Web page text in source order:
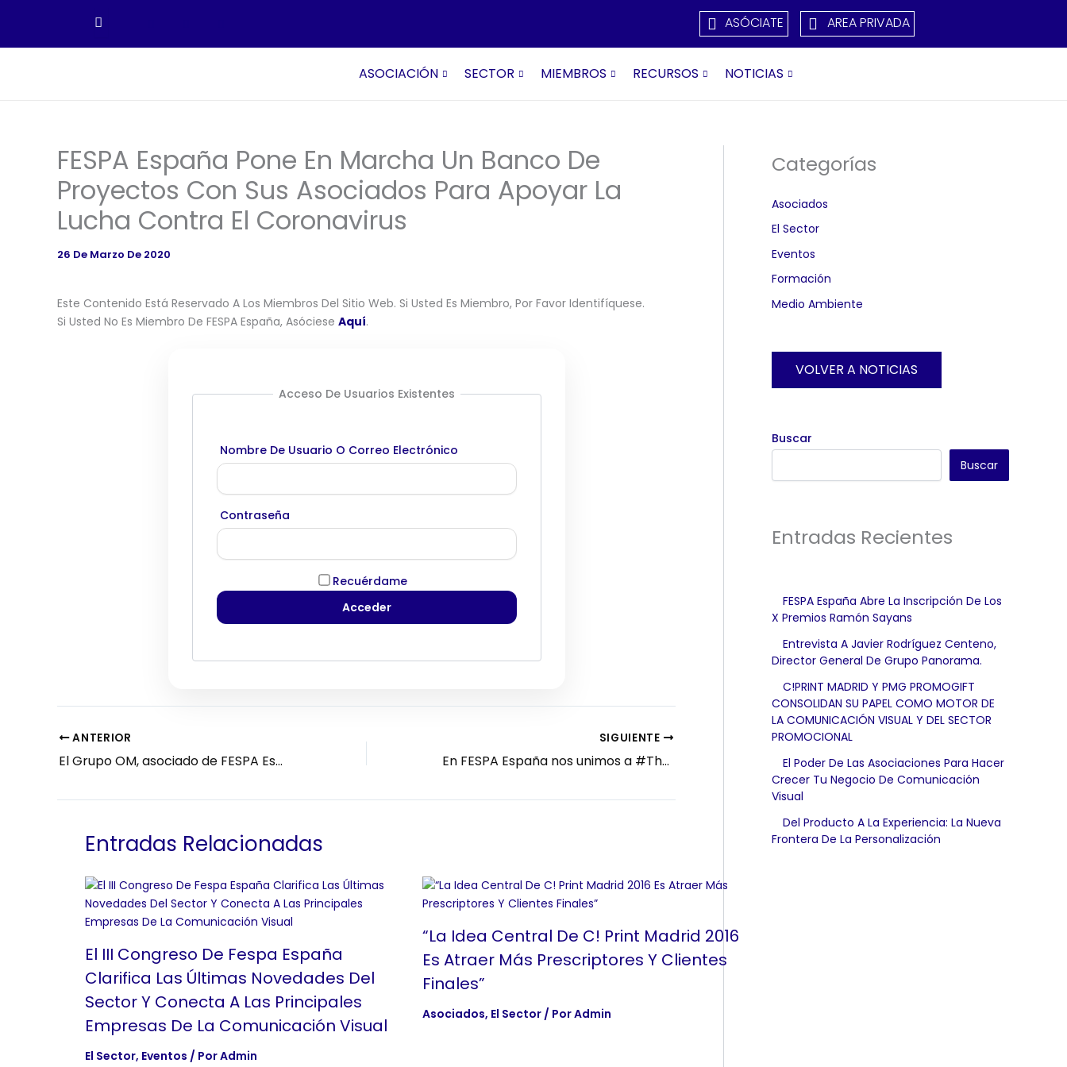
Contenido
ASÓCIATE AREA PRIVADA
ASOCIACIÓN SECTOR MIEMBROS RECURSOS NOTICIAS
FESPA España Pone En Marcha Un Banco De
Proyectos Con Sus Asociados Para Apoyar La
Lucha Contra El Coronavirus
26 De Marzo De 2020
Este Contenido Está Reservado A Los Miembros Del Sitio Web. Si Usted Es Miembro, Por Favor Identifíquese.
Si Usted No Es Miembro De FESPA España, Asóciese Aquí.
Acceso De Usuarios Existentes
Nombre De Usuario O Correo Electrónico
Contraseña
Recuérdame
ANTERIOR
El Grupo OM, asociado de FESPA España, pone en marcha un proyecto para mejorar la seguridad de los establecimientos
SIGUIENTE
En FESPA España nos unimos a #The200Challenge y separamos las letras de nuestro logo
Entradas Relacionadas
El III Congreso De Fespa España
Clarifica Las Últimas Novedades Del
Sector Y Conecta A Las Principales
Empresas De La Comunicación Visual
El Sector, Eventos / PorAdmin
“La Idea Central De C! Print Madrid 2016
Es Atraer Más Prescriptores Y Clientes
Finales”
Asociados, El Sector / PorAdmin
Categorías
Asociados
El Sector
Eventos
Formación
Medio Ambiente
VOLVER A NOTICIAS
Buscar
Buscar
Entradas Recientes
FESPA España Abre La Inscripción De Los
X Premios Ramón Sayans
Entrevista A Javier Rodríguez Centeno,
Director General De Grupo Panorama.
C!PRINT MADRID Y PMG PROMOGIFT
CONSOLIDAN SU PAPEL COMO MOTOR DE
LA COMUNICACIÓN VISUAL Y DEL SECTOR
PROMOCIONAL
El Poder De Las Asociaciones Para Hacer
Crecer Tu Negocio De Comunicación
Visual
Del Producto A La Experiencia: La Nueva
Frontera De La Personalización